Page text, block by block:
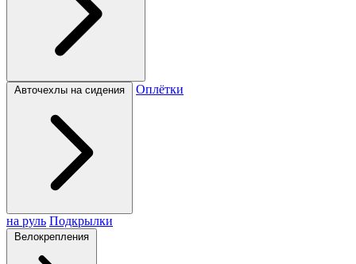
Авточехлы на сидения Оплётки
на руль Подкрылки
Велокрепления